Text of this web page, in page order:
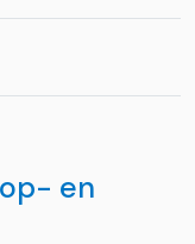
en